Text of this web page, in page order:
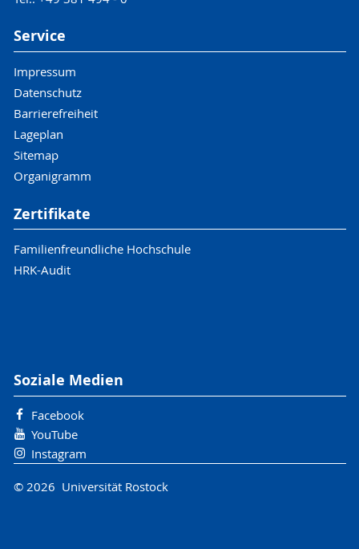
Service
Impressum
Datenschutz
Barrierefreiheit
Lageplan
Sitemap
Organigramm
Zertifikate
Familienfreundliche Hochschule
HRK-Audit
Soziale Medien
Facebook
YouTube
Instagram
© 2026 Universität Rostock